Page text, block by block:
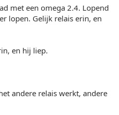
met een omega 2.4. Lopend
lopen. Gelijk relais erin, en
en hij liep.
andere relais werkt, andere